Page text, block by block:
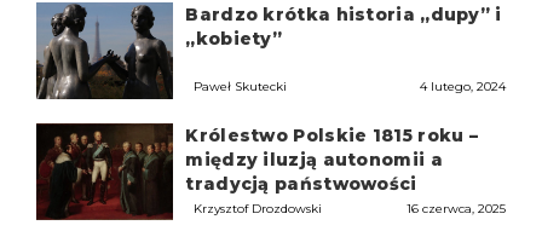
Bardzo krótka historia „dupy” i
„kobiety”
Paweł Skutecki 4 lutego, 2024
Królestwo Polskie 1815 roku –
między iluzją autonomii a
tradycją państwowości
Krzysztof Drozdowski 16 czerwca, 2025